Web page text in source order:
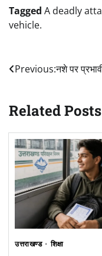
Tagged A deadly
vehicle.
Post
Previous:नशे पर
Related Posts
उत्तराखण्ड शिक्षा